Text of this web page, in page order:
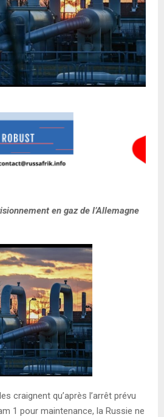
en gaz de l’Allemagne
craignent qu’après l’arrêt prévu
1 pour maintenance, la Russie ne